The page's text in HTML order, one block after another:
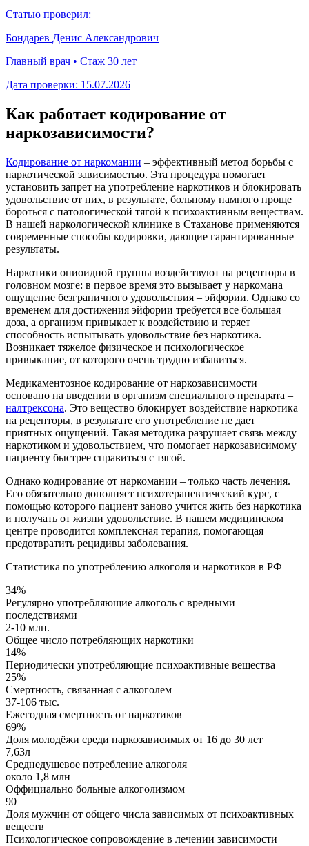
Статью проверил:
Бондарев Денис Александрович
Главный врач • Стаж 30 лет
Дата проверки: 15.07.2026
Как работает кодирование от
наркозависимости?
Кодирование от наркомании – эффективный метод борьбы с
наркотической зависимостью. Эта процедура помогает
установить запрет на употребление наркотиков и блокировать
удовольствие от них, в результате, больному намного проще
бороться с патологической тягой к психоактивным веществам.
В нашей наркологической клинике в Стаханове применяются
современные способы кодировки, дающие гарантированные
результаты.
Наркотики опиоидной группы воздействуют на рецепторы в
головном мозге: в первое время это вызывает у наркомана
ощущение безграничного удовольствия – эйфории. Однако со
временем для достижения эйфории требуется все большая
доза, а организм привыкает к воздействию и теряет
способность испытывать удовольствие без наркотика.
Возникает тяжелое физическое и психологическое
привыкание, от которого очень трудно избавиться.
Медикаментозное кодирование от наркозависимости
основано на введении в организм специального препарата –
налтрексона. Это вещество блокирует воздействие наркотика
на рецепторы, в результате его употребление не дает
приятных ощущений. Такая методика разрушает связь между
наркотиком и удовольствием, что помогает наркозависимому
пациенту быстрее справиться с тягой.
Однако кодирование от наркомании – только часть лечения.
Его обязательно дополняет психотерапевтический курс, с
помощью которого пациент заново учится жить без наркотика
и получать от жизни удовольствие. В нашем медицинском
центре проводится комплексная терапия, помогающая
предотвратить рецидивы заболевания.
Статистика по употреблению алкоголя и наркотиков в РФ
34%
Регулярно употребляющие алкоголь с вредными
последствиями
2-10 млн.
Общее число потребляющих наркотики
14%
Периодически употребляющие психоактивные вещества
25%
Смертность, связанная с алкоголем
37-106 тыс.
Ежегодная смертность от наркотиков
69%
Доля молодёжи среди наркозависимых от 16 до 30 лет
7,63л
Среднедушевое потребление алкоголя
около 1,8 млн
Оффициально больные алкоголизмом
90
Доля мужчин от общего числа зависимых от психоактивных
веществ
Психологическое сопровождение в лечении зависимости